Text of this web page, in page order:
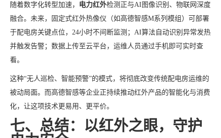
随着数字化转型加速， 电力红外检测正与AI图像识别、物联网深度
融合。未来，固定式红外热像仪（如高德智感M系列模组）可部署
于配电房关键点位，24小时不间断监测；AI算法自动识别异常发热
并触发告警；数据上传至云平台，运维人员通过手机即可实时查
看。
这种“无人巡检、智能预警”的模式，将彻底改变传统配电房运维的
被动局面。而高德智感等企业正持续推动红外产品的智能化与消费
化，让这项技术更易用、更平价。
七、总结：以红外之眼，守护